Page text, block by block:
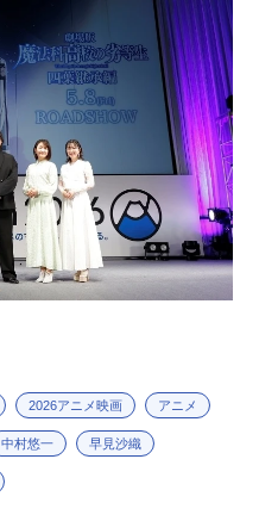
2026アニメ映画 アニメ
中村悠一 早見沙織